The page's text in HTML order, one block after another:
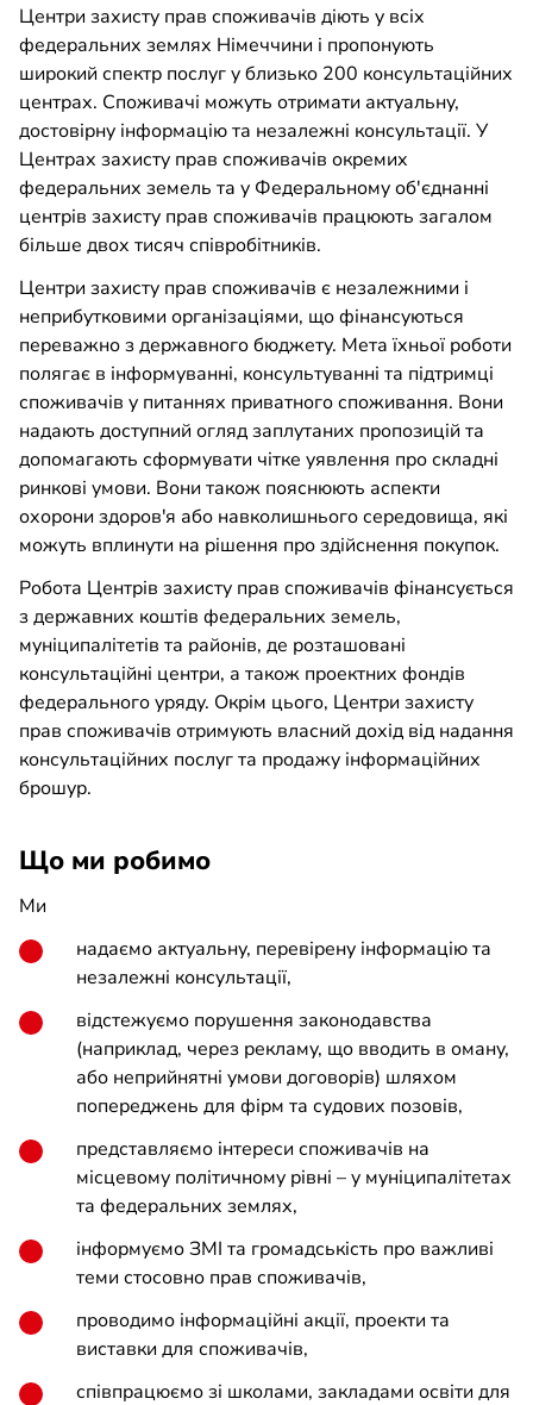
Центри захисту прав споживачів діють у всіх
федеральних землях Німеччини і пропонують
широкий спектр послуг у близько 200 консультаційних
центрах. Споживачі можуть отримати актуальну,
достовірну інформацію та незалежні консультації. У
Центрах захисту прав споживачів окремих
федеральних земель та у Федеральному об'єднанні
центрів захисту прав споживачів працюють загалом
більше двох тисяч співробітників.
Центри захисту прав споживачів є незалежними і
неприбутковими організаціями, що фінансуються
переважно з державного бюджету. Мета їхньої роботи
полягає в інформуванні, консультуванні та підтримці
споживачів у питаннях приватного споживання. Вони
надають доступний огляд заплутаних пропозицій та
допомагають сформувати чітке уявлення про складні
ринкові умови. Вони також пояснюють аспекти
охорони здоров'я або навколишнього середовища, які
можуть вплинути на рішення про здійснення покупок.
Робота Центрів захисту прав споживачів фінансується
з державних коштів федеральних земель,
муніципалітетів та районів, де розташовані
консультаційні центри, а також проектних фондів
федерального уряду. Окрім цього, Центри захисту
прав споживачів отримують власний дохід від надання
консультаційних послуг та продажу інформаційних
брошур.
Що ми робимо
Ми
надаємо актуальну, перевірену інформацію та
незалежні консультації,
відстежуємо порушення законодавства
(наприклад, через рекламу, що вводить в оману,
або неприйнятні умови договорів) шляхом
попереджень для фірм та судових позовів,
представляємо інтереси споживачів на
місцевому політичному рівні – у муніципалітетах
та федеральних землях,
інформуємо ЗМІ та громадськість про важливі
теми стосовно прав споживачів,
проводимо інформаційні акції, проекти та
виставки для споживачів,
співпрацюємо зі школами, закладами освіти для